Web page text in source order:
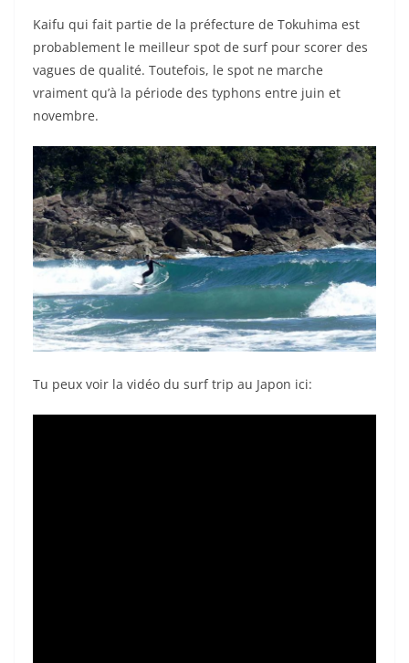
Kaifu qui fait partie de la préfecture de Tokuhima est
probablement le meilleur spot de surf pour scorer des
vagues de qualité. Toutefois, le spot ne marche
vraiment qu’à la période des typhons entre juin et
novembre.
Tu peux voir la vidéo du surf trip au Japon ici: